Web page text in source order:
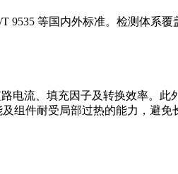
9535 等国内外标准。检测体系
电流、填充因子及转换效率。此
组件耐受局部过热的能力，避免